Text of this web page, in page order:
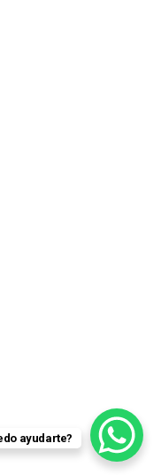
ayudarte?